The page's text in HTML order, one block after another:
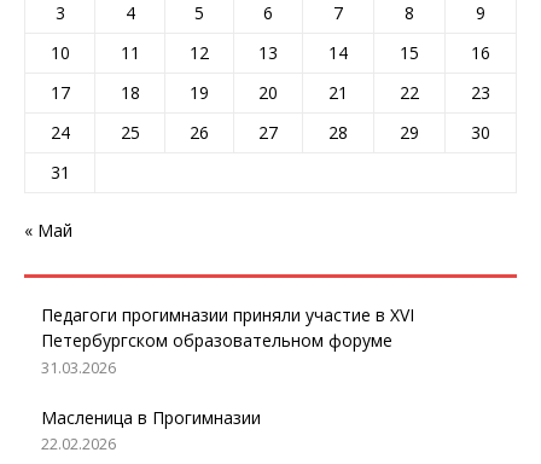
3
4 5 6 7 8
9
10
11 12 13 14 15
16
17
18 19 20 21 22
23
24
25 26 27 28 29
30
31
« Май
Педагоги прогимназии приняли участие в XVI
Петербургском образовательном форуме
31.03.2026
Масленица в Прогимназии
22.02.2026